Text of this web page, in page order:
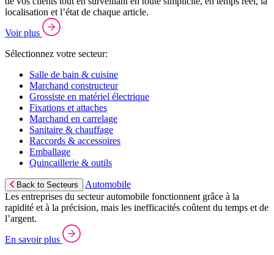
localisation et l’état de chaque article.
Voir plus
Sélectionnez votre secteur:
Salle de bain & cuisine
Marchand constructeur
Grossiste en matériel électrique
Fixations et attaches
Marchand en carrelage
Sanitaire & chauffage
Raccords & accessoires
Emballage
Quincaillerie & outils
Back to Secteurs
Automobile
Les entreprises du secteur automobile fonctionnent grâce à la
rapidité et à la précision, mais les inefficacités coûtent du temps et de
l’argent.
En savoir plus